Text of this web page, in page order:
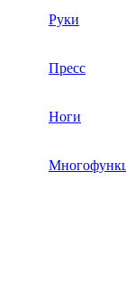
Руки
Пресс
Ноги